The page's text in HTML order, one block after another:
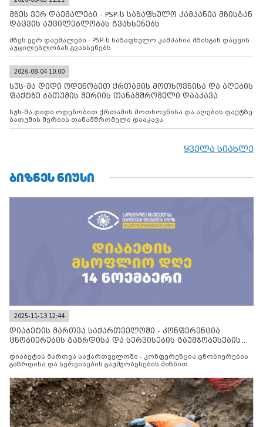
მზეს ვერ დაემალები - PSP-ს საზაფხულო კამპანია მზისგან
დაცვის აუცილებლობას გვახსენებს
მზეს ვერ დაემალები - PSP-ს საზაფხულო კამპანია მზისგან დაცვის
აუცილებლობას გვახსენებს
2026-08-04 10:00
სუს-მა დიდი ოდენობით ქრთამის მოთხოვნისა და აღების
ფაქტზე ბათუმის მერიის თანამშრომელი დააკავა
სუს-მა დიდი ოდენობით ქრთამის მოთხოვნისა და აღების ფაქტზე
ბათუმის მერიის თანამშრომელი დააკავა
ყველა სიახლე
ᲑᲘᲖᲜᲔᲡ ᲜᲘᲣᲡᲘ
2025-11-13 12:44
დიაბეტის მართვა საქართველოში - კონფერენცია
ცნობიერების გაზრდისა და სერვისების გაუმჯობესების
დიაბეტის მართვა საქართველოში - კონფერენცია ცნობიერების
გაზრდისა და სერვისების გაუმჯობესების მიზნით